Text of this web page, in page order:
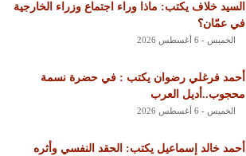
السيد خلاف يكتب: ماذا وراء اجتماع وزراء الخارجية
في عمّان؟
الخميس - 6 أغسطس 2026
أحمد فرغلي رضوان يكتب : في حضرة نسمة
محجوب..أديل العرب
الخميس - 6 أغسطس 2026
أحمد خالد إسماعيل يكتب: الحقد النفسي وأثره